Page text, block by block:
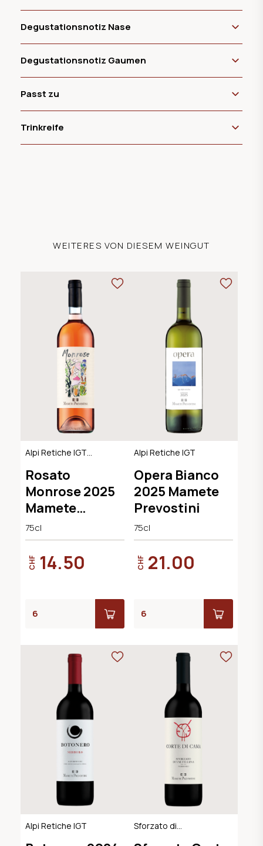
Degustationsnotiz Nase
Degustationsnotiz Gaumen
Passt zu
Trinkreife
WEITERES VON DIESEM WEINGUT
Alpi Retiche IGT
Rosato
Monrose 2025
Mamete
Prevostini
75cl
CHF 14.50
Alpi Retiche IGT
Opera Bianco
2025 Mamete
Prevostini
75cl
CHF 21.00
Alpi Retiche IGT
Sforzato di